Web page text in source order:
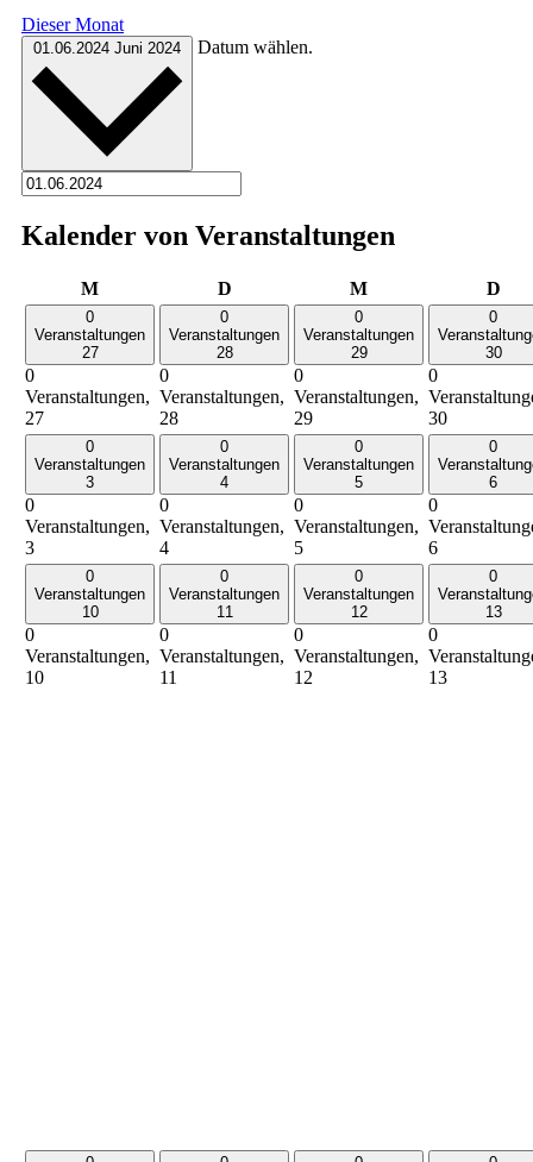
Dieser Monat
01.06.2024 Juni 2024 Datum wählen.
Kalender von Veranstaltungen
MMontag DDienstag MMittwoch D
0
Veranstaltungen
27
0
Veranstaltungen,
27
0
Veranstaltungen
28
0
Veranstaltungen,
28
0
Veranstaltungen
29
0
Veranstaltungen,
29
0
30
0
30
0
Veranstaltungen
3
0
Veranstaltungen,
3
0
Veranstaltungen
4
0
Veranstaltungen,
4
0
Veranstaltungen
5
0
Veranstaltungen,
5
0
6
0
6
0
Veranstaltungen
10
0
Veranstaltungen,
10
0
Veranstaltungen
11
0
Veranstaltungen,
11
0
Veranstaltungen
12
0
Veranstaltungen,
12
0
13
0
13